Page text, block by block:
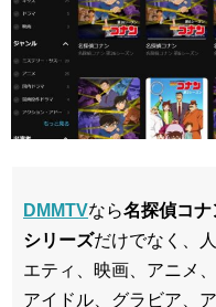
DMMTVなら名探偵コ
シリーズだけでなく、
エティ、映画、アニメ
アイドル、グラビア、